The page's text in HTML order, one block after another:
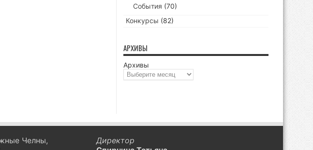
События (70)
Конкурсы (82)
АРХИВЫ
Архивы
Челны,
Директор